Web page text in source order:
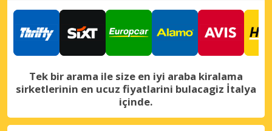
Tek bir arama ile size en iyi araba kiralama
sirketlerinin en ucuz fiyatlarini bulacagiz İtalya
içinde.